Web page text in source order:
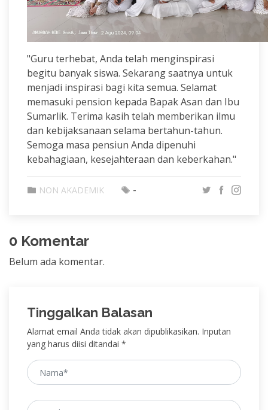
"Guru terhebat, Anda telah menginspirasi
begitu banyak siswa. Sekarang saatnya untuk
menjadi inspirasi bagi kita semua. Selamat
memasuki pension kepada Bapak Asan dan Ibu
Sumarlik. Terima kasih telah memberikan ilmu
dan kebijaksanaan selama bertahun-tahun.
Semoga masa pensiun Anda dipenuhi
kebahagiaan, kesejahteraan dan keberkahan."
NON AKADEMIK -
0 Komentar
Belum ada komentar.
Tinggalkan Balasan
Alamat email Anda tidak akan dipublikasikan. Inputan
yang harus diisi ditandai *